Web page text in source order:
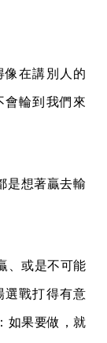
像在講別人的
會輪到我們來
是想著贏去輸
、或是不可能
選戰打得有意
如果要做，就